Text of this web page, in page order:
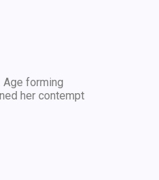
Age forming
her contempt